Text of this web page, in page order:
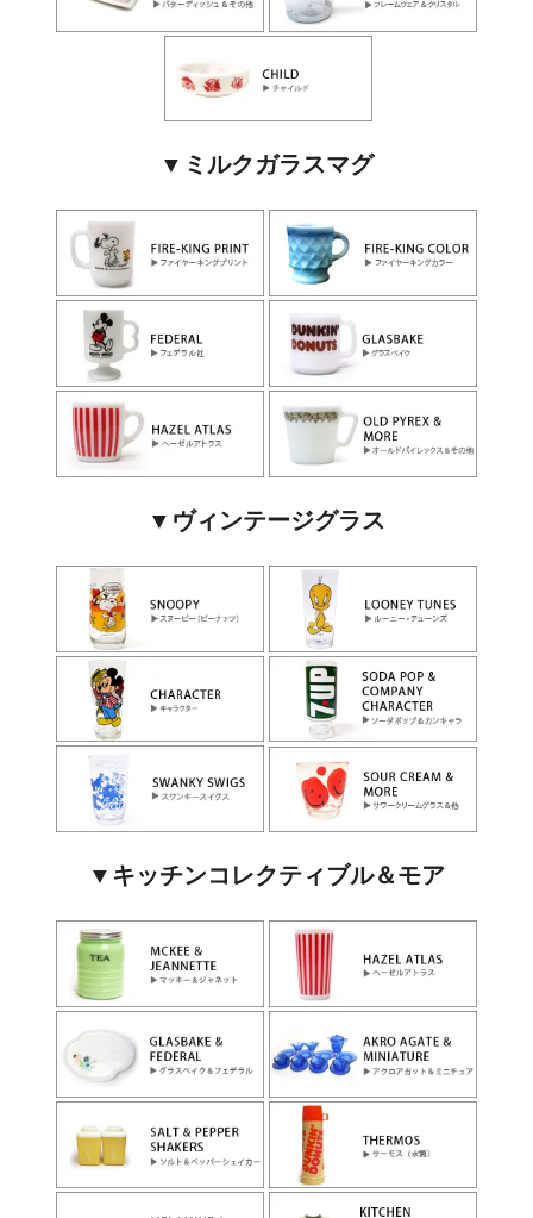
▼ミルクガラスマグ
▼ヴィンテージグラス
▼キッチンコレクティブル＆モア